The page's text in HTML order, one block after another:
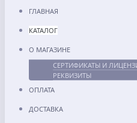
ГЛАВНАЯ
КАТАЛОГ
О МАГАЗИНЕ
СЕРТИФИКАТЫ И
РЕКВИЗИТЫ
ОПЛАТА
ДОСТАВКА